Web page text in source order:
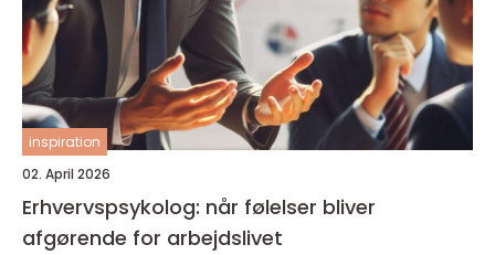
inspiration
02. April 2026
Erhvervspsykolog: når følelser bliver
afgørende for arbejdslivet